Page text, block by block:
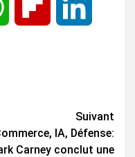
WhatsApp Flipboard
Suivant
IA, Défense:
Carney conclut une